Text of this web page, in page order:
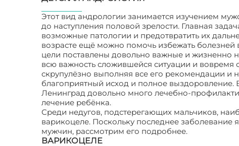
Этот вид андрологии занимается изучением
до наступления половой зрелости. Главная
возможные патологии и предотвратить их
возрасте ещё можно помочь избежать
цели поставлены довольно важные и жизненно
всю важность сложившейся ситуации и вовремя
скрупулёзно выполняя все его рекомендации и
благоприятный исход и полное выздоровление.
Ленинград довольно много лечебно-
лечение ребёнка.
Среди недугов, подстерегающих мальчиков,
варикоцеле. Поскольку последнее
мужчин, рассмотрим его подробнее.
ВАРИКОЦЕЛЕ